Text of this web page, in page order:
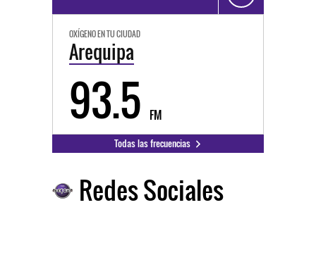
OXÍGENO EN TU CIUDAD
Arequipa
93.5 FM
Todas las frecuencias
Redes Sociales